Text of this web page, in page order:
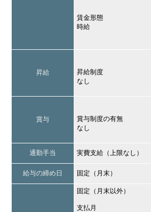
賃金形態
時給
昇給
昇給制度
なし
賞与
賞与制度の有無
なし
通勤手当 実費支給（上限なし）
給与の締め日 固定（月末）
固定（月末以外）
支払月